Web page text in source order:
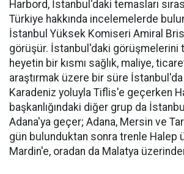
Harbord, İstanbul'daki temasları
Türkiye hakkında incelemelerde
İstanbul Yüksek Komiseri Amiral
görüşür. İstanbul'daki görüşmelerini
heyetin bir kısmı sağlık, maliye,
araştırmak üzere bir süre
Karadeniz yoluyla Tiflis'e geçerken
başkanlığındaki diğer grup da
Adana'ya geçer; Adana, Mersin ve
gün bulunduktan sonra trenle Halep
Mardin'e, oradan da Malatya